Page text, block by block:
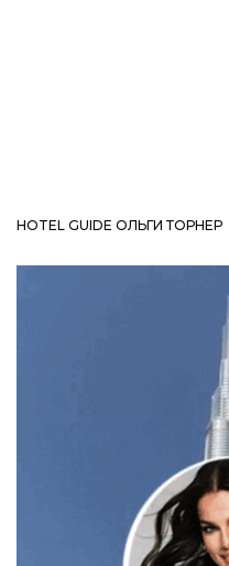
HOTEL GUIDE ОЛЬГИ ТОРНЕР